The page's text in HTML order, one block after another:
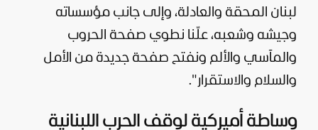
لبنان المحقة والعادلة، وإلى جانب مؤسساته
وجيشه وشعبه، علّنا نطوي صفحة الحروب
والمآسي والألم ونفتح صفحة جديدة من الأمل
والسلام والاستقرار".
وساطة أميركية لوقف الحرب اللبنانية